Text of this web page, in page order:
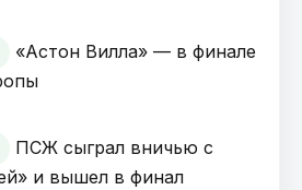
«Астон Вилла» — в финале
ПСЖ сыграл вничью с
и вышел в финал